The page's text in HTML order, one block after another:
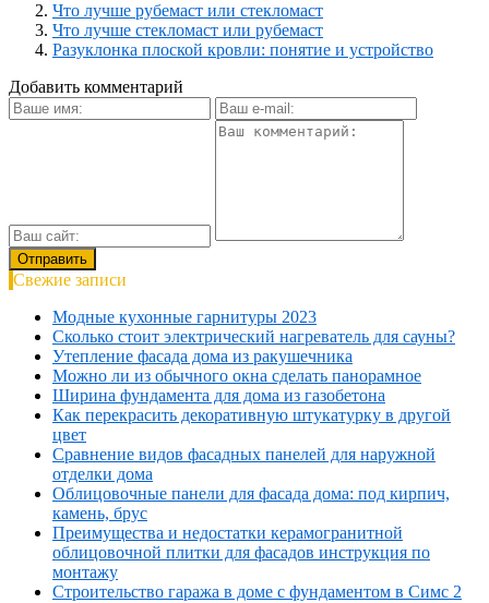
Что лучше рубемаст или стекломаст
Что лучше стекломаст или рубемаст
Разуклонка плоской кровли: понятие и устройство
Добавить комментарий
Свежие записи
Модные кухонные гарнитуры 2023
Сколько стоит электрический нагреватель для сауны?
Утепление фасада дома из ракушечника
Можно ли из обычного окна сделать панорамное
Ширина фундамента для дома из газобетона
Как перекрасить декоративную штукатурку в другой
цвет
Сравнение видов фасадных панелей для наружной
отделки дома
Облицовочные панели для фасада дома: под кирпич,
камень, брус
Преимущества и недостатки керамогранитной
облицовочной плитки для фасадов инструкция по
монтажу
Строительство гаража в доме с фундаментом в Симс 2